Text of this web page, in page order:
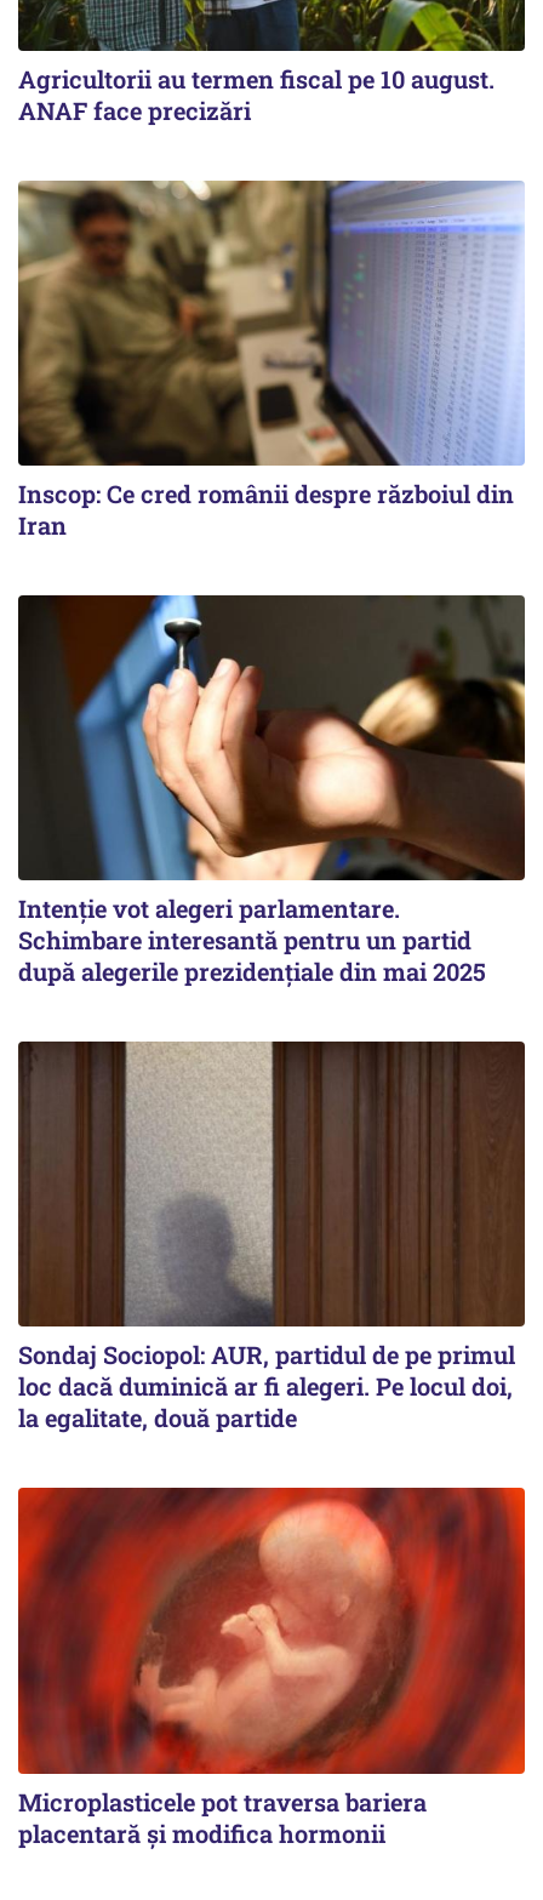
Agricultorii au termen fiscal pe 10 august.
ANAF face precizări
Inscop: Ce cred românii despre războiul din
Iran
Intenție vot alegeri parlamentare.
Schimbare interesantă pentru un partid
după alegerile prezidențiale din mai 2025
Sondaj Sociopol: AUR, partidul de pe primul
loc dacă duminică ar fi alegeri. Pe locul doi,
la egalitate, două partide
Microplasticele pot traversa bariera
placentară și modifica hormonii